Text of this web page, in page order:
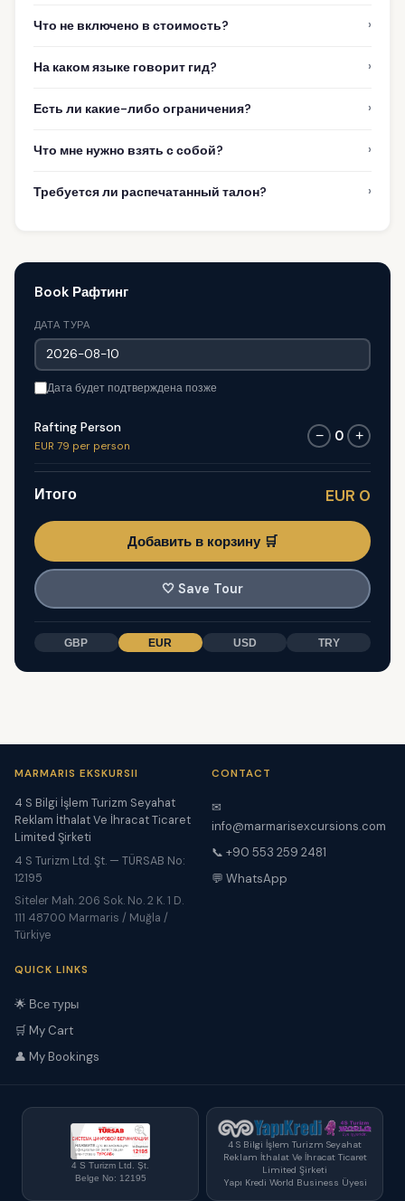
Что не включено в стоимость? ›
На каком языке говорит гид? ›
Есть ли какие-либо ограничения? ›
Что мне нужно взять с собой? ›
Требуется ли распечатанный талон? ›
Book Рафтинг
ДАТА ТУРА
Дата будет подтверждена позже
Rafting Person
EUR 79 per person
− 0 +
Итого EUR 0
Добавить в корзину 🛒
🤍 Save Tour
GBP EUR USD TRY
MARMARIS EKSKURSII
4 S Bilgi İşlem Turizm Seyahat
Reklam İthalat Ve İhracat Ticaret
Limited Şirketi
4 S Turizm Ltd. Şt. — TÜRSAB No:
12195
Siteler Mah. 206 Sok. No. 2 K. 1 D.
111 48700 Marmaris / Muğla /
Türkiye
CONTACT
✉
info@marmarisexcursions.com
📞 +90 553 259 2481
💬 WhatsApp
QUICK LINKS
🌟 Все туры
🛒 My Cart
👤 My Bookings
4 S Turizm Ltd. Şt.
Belge No: 12195
4 S Bilgi İşlem Turizm Seyahat
Reklam İthalat Ve İhracat Ticaret
Limited Şirketi
Yapı Kredi World Business Üyesi